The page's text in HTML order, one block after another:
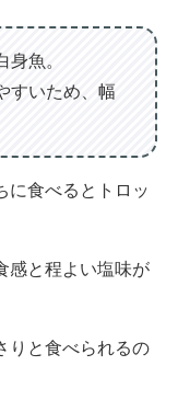
魚。
すいため、幅
に食べるとトロッ
感と程よい塩味が
りと食べられるの